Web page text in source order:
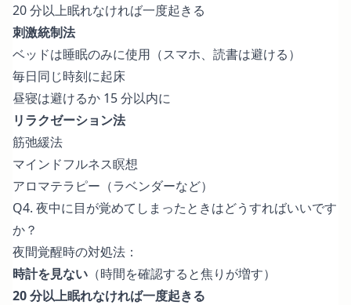
20 分以上眠れなければ一度起きる
刺激統制法
ベッドは睡眠のみに使用（スマホ、読書は避ける）
毎日同じ時刻に起床
昼寝は避けるか 15 分以内に
リラクゼーション法
筋弛緩法
マインドフルネス瞑想
アロマテラピー（ラベンダーなど）
Q4. 夜中に目が覚めてしまったときはどうすればいいです
か？
夜間覚醒時の対処法：
時計を見ない （時間を確認すると焦りが増す）
20 分以上眠れなければ一度起きる